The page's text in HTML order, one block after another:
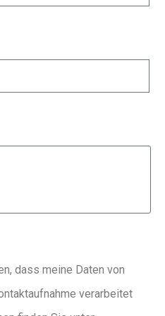
dass meine Daten von
verarbeitet